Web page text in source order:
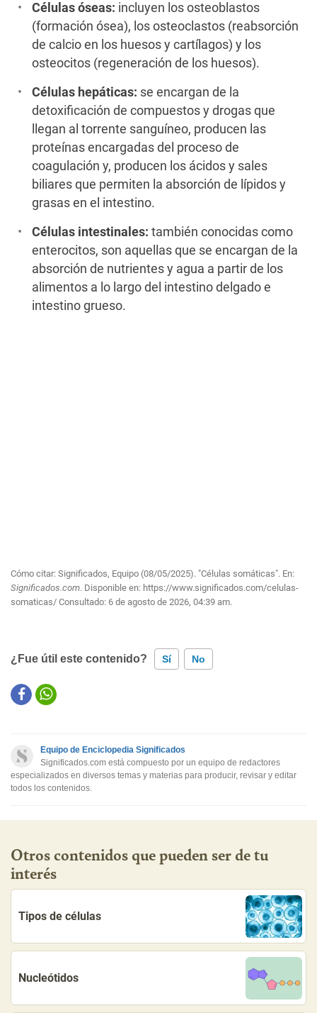
Células óseas: incluyen los osteoblastos
(formación ósea), los osteoclastos (reabsorción
de calcio en los huesos y cartílagos) y los
osteocitos (regeneración de los huesos).
Células hepáticas: se encargan de la
detoxificación de compuestos y drogas que
llegan al torrente sanguíneo, producen las
proteínas encargadas del proceso de
coagulación y, producen los ácidos y sales
biliares que permiten la absorción de lípidos y
grasas en el intestino.
Células intestinales: también conocidas como
enterocitos, son aquellas que se encargan de la
absorción de nutrientes y agua a partir de los
alimentos a lo largo del intestino delgado e
intestino grueso.
Cómo citar: Significados, Equipo (08/05/2025). "Células somáticas". En:
Significados.com. Disponible en: https://www.significados.com/celulas-
somaticas/ Consultado: 6 de agosto de 2026, 04:39 am.
¿Fue útil este contenido? Sí No
Este contenido contiene información incorrecta
Otro
Equipo de Enciclopedia Significados
Significados.com está compuesto por un equipo de redactores
especializados en diversos temas y materias para producir, revisar y editar
todos los contenidos.
Otros contenidos que pueden ser de tu
interés
Tipos de células
Nucleótidos